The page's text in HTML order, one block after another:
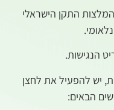
התקן הישראלי
הנגישות.
יש להפעיל את לחצן
הבאים: